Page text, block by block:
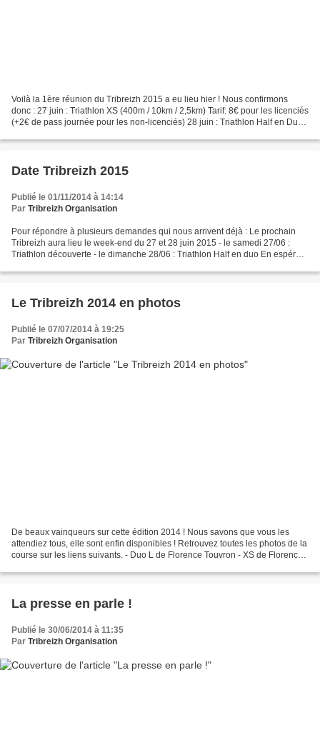
Voilà la 1ère réunion du Tribreizh 2015 a eu lieu hier ! Nous confirmons
donc : 27 juin : Triathlon XS (400m / 10km / 2,5km) Tarif: 8€ pour les licenciés
(+2€ de pass journée pour les non-licenciés) 28 juin : Triathlon Half en Duo
Date Tribreizh 2015
Publié le 01/11/2014 à 14:14
Par Tribreizh Organisation
Pour répondre à plusieurs demandes qui nous arrivent déjà : Le prochain
Tribreizh aura lieu le week-end du 27 et 28 juin 2015 - le samedi 27/06 :
Triathlon découverte - le dimanche 28/06 : Triathlon Half en duo En espérant
Le Tribreizh 2014 en photos
Publié le 07/07/2014 à 19:25
Par Tribreizh Organisation
De beaux vainqueurs sur cette édition 2014 ! Nous savons que vous les
attendiez tous, elle sont enfin disponibles ! Retrouvez toutes les photos de la
course sur les liens suivants. - Duo L de Florence Touvron - XS de Florence
La presse en parle !
Publié le 30/06/2014 à 11:35
Par Tribreizh Organisation